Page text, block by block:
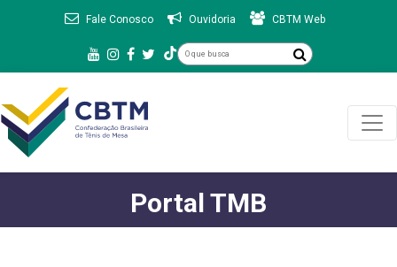
Fale Conosco Ouvidoria CBTM Web
Portal TMB